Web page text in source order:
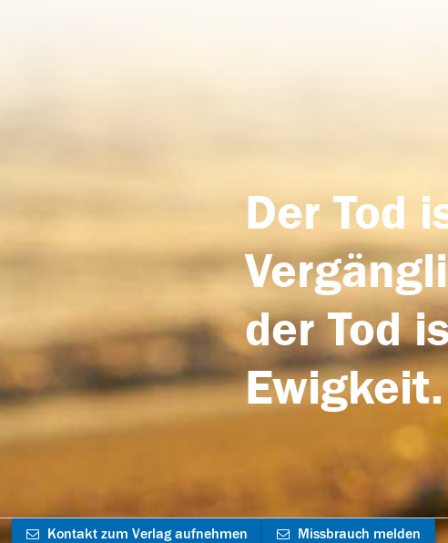
Der Tod
der Tod
Ewigkeit.
Kontakt zum Verlag aufnehmen Missbrauch melden